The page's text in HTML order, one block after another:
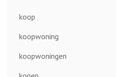
koop
koopwoning
koopwoningen